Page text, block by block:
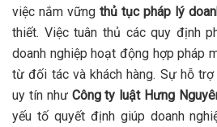
việc nắm vững thủ tục pháp lý
thiết. Việc tuân thủ các quy định
doanh nghiệp hoạt động hợp pháp
từ đối tác và khách hàng. Sự hỗ
uy tín như Công ty luật Hưng
yếu tố quyết định giúp doanh